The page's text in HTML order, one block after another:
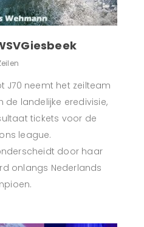
J70 neemt het zeilteam
landelijke eredivisie,
tickets voor de
league.
door haar
onlangs Nederlands